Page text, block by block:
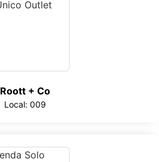
Roott + Co
Local: 009